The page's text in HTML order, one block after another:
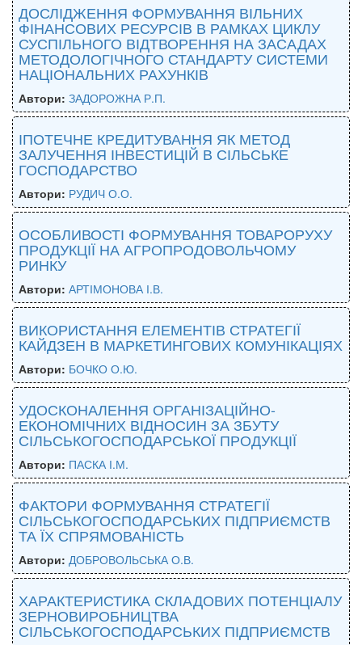
ДОСЛІДЖЕННЯ ФОРМУВАННЯ ВІЛЬНИХ
ФІНАНСОВИХ РЕСУРСІВ В РАМКАХ ЦИКЛУ
СУСПІЛЬНОГО ВІДТВОРЕННЯ НА ЗАСАДАХ
МЕТОДОЛОГІЧНОГО СТАНДАРТУ СИСТЕМИ
НАЦІОНАЛЬНИХ РАХУНКІВ
Автори: ЗАДОРОЖНА Р.П.
ІПОТЕЧНЕ КРЕДИТУВАННЯ ЯК МЕТОД
ЗАЛУЧЕННЯ ІНВЕСТИЦІЙ В СІЛЬСЬКЕ
ГОСПОДАРСТВО
Автори: РУДИЧ О.О.
ОСОБЛИВОСТІ ФОРМУВАННЯ ТОВАРОРУХУ
ПРОДУКЦІЇ НА АГРОПРОДОВОЛЬЧОМУ
РИНКУ
Автори: АРТІМОНОВА І.В.
ВИКОРИСТАННЯ ЕЛЕМЕНТІВ СТРАТЕГІЇ
КАЙДЗЕН В МАРКЕТИНГОВИХ КОМУНІКАЦІЯХ
Автори: БОЧКО О.Ю.
УДОСКОНАЛЕННЯ ОРГАНІЗАЦІЙНО-
ЕКОНОМІЧНИХ ВІДНОСИН ЗА ЗБУТУ
СІЛЬСЬКОГОСПОДАРСЬКОЇ ПРОДУКЦІЇ
Автори: ПАСКА І.М.
ФАКТОРИ ФОРМУВАННЯ СТРАТЕГІЇ
СІЛЬСЬКОГОСПОДАРСЬКИХ ПІДПРИЄМСТВ
ТА ЇХ СПРЯМОВАНІСТЬ
Автори: ДОБРОВОЛЬСЬКА О.В.
ХАРАКТЕРИСТИКА СКЛАДОВИХ ПОТЕНЦІАЛУ
ЗЕРНОВИРОБНИЦТВА
СІЛЬСЬКОГОСПОДАРСЬКИХ ПІДПРИЄМСТВ